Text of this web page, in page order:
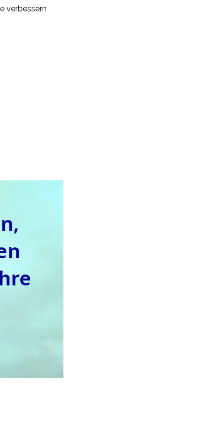
verbessern